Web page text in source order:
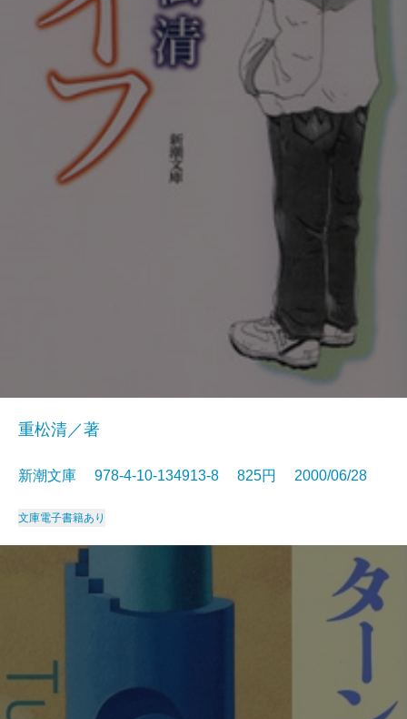
重松清／著
新潮文庫 978-4-10-134913-8 825円 2000/06/28
文庫電子書籍あり